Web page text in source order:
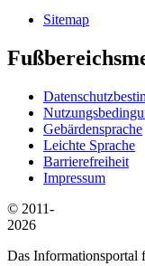
Sitemap
Gebärdensprache
Leichte Sprache
Barrierefreiheit
Impressum
© 2011-
2026
Das Informationsportal